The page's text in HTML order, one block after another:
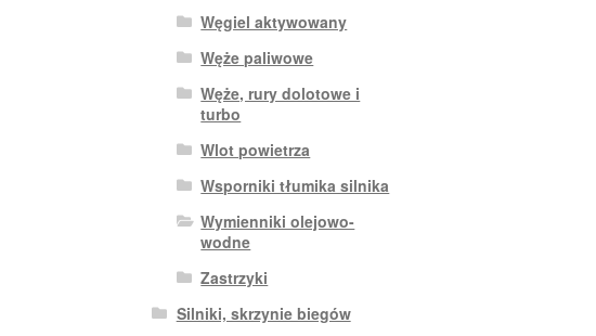
Węgiel aktywowany
Węże paliwowe
Węże, rury dolotowe i
turbo
Wlot powietrza
Wsporniki tłumika silnika
Wymienniki olejowo-
wodne
Zastrzyki
Silniki, skrzynie biegów